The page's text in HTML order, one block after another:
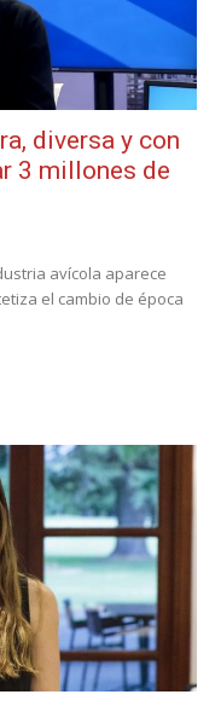
diversa y con
3 millones de
avícola aparece
el cambio de época